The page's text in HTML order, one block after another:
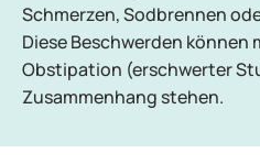
Schmerzen, Sodbrennen
Diese Beschwerden
Obstipation (erschwerter
Zusammenhang stehen.